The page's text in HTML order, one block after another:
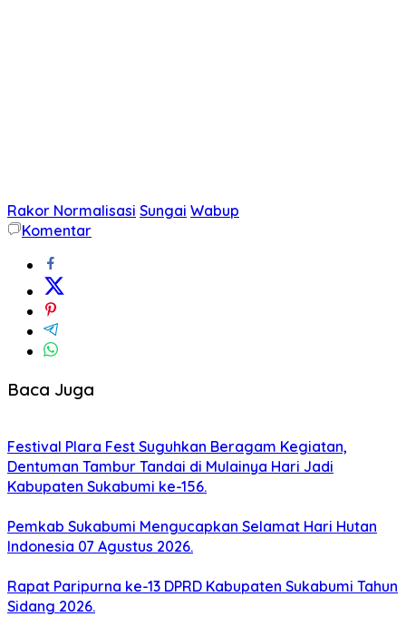
Rakor Normalisasi Sungai Wabup
Komentar
Baca Juga
Festival Plara Fest Suguhkan Beragam Kegiatan,
Dentuman Tambur Tandai di Mulainya Hari Jadi
Kabupaten Sukabumi ke-156.
Pemkab Sukabumi Mengucapkan Selamat Hari Hutan
Indonesia 07 Agustus 2026.
Rapat Paripurna ke-13 DPRD Kabupaten Sukabumi Tahun
Sidang 2026.